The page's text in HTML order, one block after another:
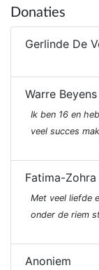
Donaties
Gerlinde De
Warre Beyens
Ik ben 16 en
veel succes
Fatima-
Met veel liefde
onder de riem
Anoniem